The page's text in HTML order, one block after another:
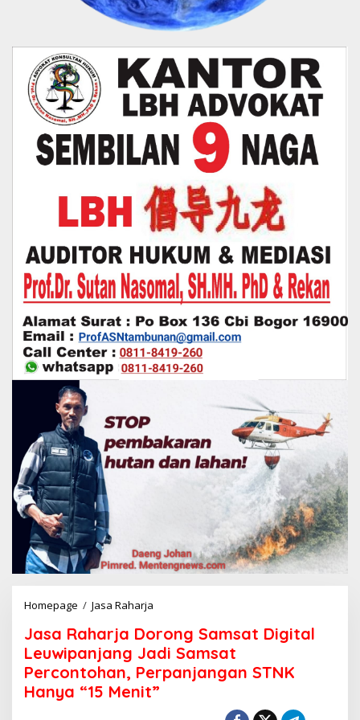
Homepage / Jasa Raharja
s
a
R
a
h
Jasa Raharja Dorong Samsat Digital
Leuwipanjang Jadi Samsat
Percontohan, Perpanjangan STNK
Hanya “15 Menit”